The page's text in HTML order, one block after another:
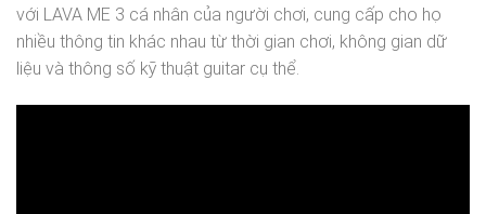
với LAVA ME 3 cá nhân của người chơi, cung cấp cho họ
nhiều thông tin khác nhau từ thời gian chơi, không gian dữ
liệu và thông số kỹ thuật guitar cụ thể.